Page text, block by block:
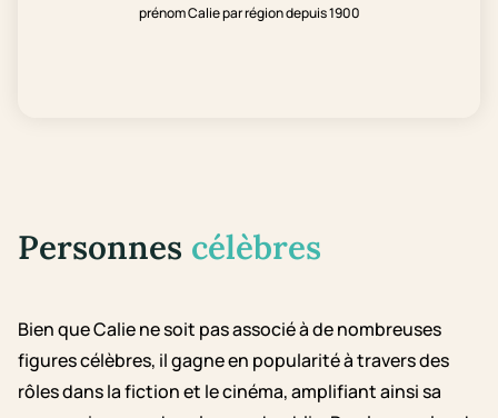
prénom Calie par région depuis 1900
Personnes célèbres
Bien que Calie ne soit pas associé à de nombreuses
figures célèbres, il gagne en popularité à travers des
rôles dans la fiction et le cinéma, amplifiant ainsi sa